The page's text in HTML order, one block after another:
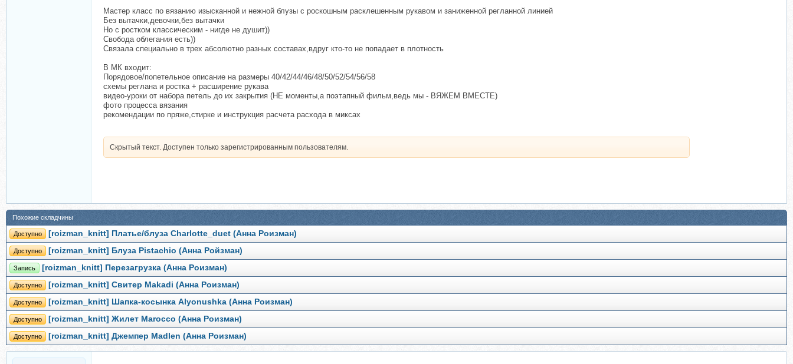
Мастер класс по вязанию изысканной и нежной блузы с роскошным расклешенным рукавом и заниженной регланной линией
Без вытачки,девочки,без вытачки
Но с ростком классическим - нигде не душит))
Свобода облегания есть))
Связала специально в трех абсолютно разных составах,вдруг кто-то не попадает в плотность
В МК входит:
Порядовое/попетельное описание на размеры 40/42/44/46/48/50/52/54/56/58
схемы реглана и ростка + расширение рукава
видео-уроки от набора петель до их закрытия (НЕ моменты,а поэтапный фильм,ведь мы - ВЯЖЕМ ВМЕСТЕ)
фото процесса вязания
рекомендации по пряже,стирке и инструкция расчета расхода в миксах
Скрытый текст. Доступен только зарегистрированным пользователям.
Похожие складчины
Доступно [roizman_knitt] Платье/блуза Charlotte_duet (Анна Роизман)
Доступно [roizman_knitt] Блуза Pistachio (Анна Ройзман)
Запись [roizman_knitt] Перезагрузка (Анна Роизман)
Доступно [roizman_knitt] Свитер Makadi (Анна Роизман)
Доступно [roizman_knitt] Шапка-косынка Alyonushka (Анна Роизман)
Доступно [roizman_knitt] Жилет Marocco (Анна Роизман)
Доступно [roizman_knitt] Джемпер Madlen (Анна Роизман)